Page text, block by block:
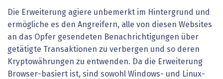
Die Erweiterung agiere unbemerkt im Hintergrund und
ermögliche es den Angreifern, alle von diesen Websites
an das Opfer gesendeten Benachrichtigungen über
getätigte Transaktionen zu verbergen und so deren
Kryptowährungen zu entwenden. Da die Erweiterung
Browser-basiert ist, sind sowohl Windows- und Linux-